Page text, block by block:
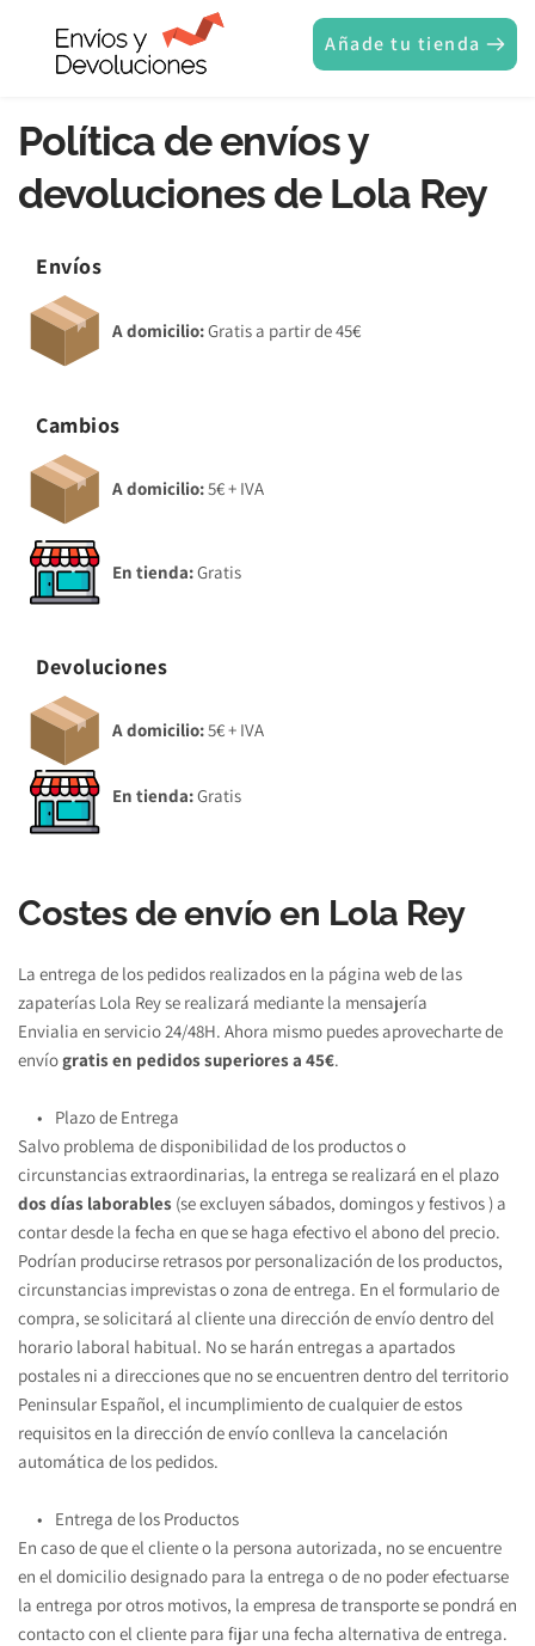
Añade tu tienda
Política de envíos y
devoluciones de Lola Rey
Envíos
A domicilio: Gratis a partir de 45€
Cambios
A domicilio: 5€ + IVA
En tienda: Gratis
Devoluciones
A domicilio: 5€ + IVA
En tienda: Gratis
Costes de envío en Lola Rey
La entrega de los pedidos realizados en la página web de las
zapaterías Lola Rey se realizará mediante la mensajería
Envialia en servicio 24/48H. Ahora mismo puedes aprovecharte de
envío gratis en pedidos superiores a 45€.
Plazo de Entrega
Salvo problema de disponibilidad de los productos o
dos días laborables (se excluyen sábados, domingos y festivos ) a
contar desde la fecha en que se haga efectivo el abono del precio.
Podrían producirse retrasos por personalización de los productos,
circunstancias imprevistas o zona de entrega. En el formulario de
compra, se solicitará al cliente una dirección de envío dentro del
horario laboral habitual. No se harán entregas a apartados
postales ni a direcciones que no se encuentren dentro del territorio
Peninsular Español, el incumplimiento de cualquier de estos
requisitos en la dirección de envío conlleva la cancelación
automática de los pedidos.
Entrega de los Productos
En caso de que el cliente o la persona autorizada, no se encuentre
en el domicilio designado para la entrega o de no poder efectuarse
la entrega por otros motivos, la empresa de transporte se pondrá en
contacto con el cliente para fijar una fecha alternativa de entrega.